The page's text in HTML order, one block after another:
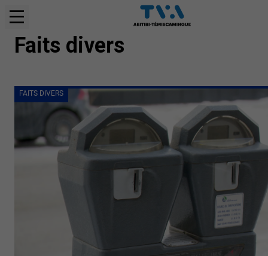
Faits divers
FAITS DIVERS